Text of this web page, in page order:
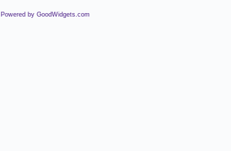
Powered by GoodWidgets.com